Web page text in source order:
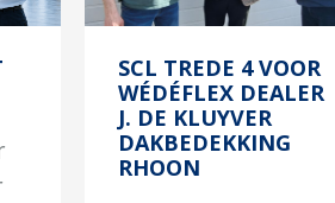
SCL TREDE 4 VOOR
WÉDÉFLEX DEALER
J. DE KLUYVER
DAKBEDEKKING
RHOON